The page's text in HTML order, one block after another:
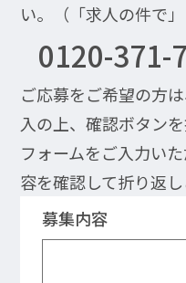
い。（「求人の件で」
0120-371-
ご応募をご希望の方
入の上、確認ボタンを
フォームをご入力い
容を確認して折り返
募集内容